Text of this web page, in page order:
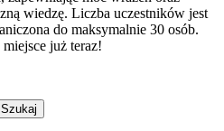
wiedzę. Liczba uczestników jest
do maksymalnie 30 osób.
już teraz!
Szukaj